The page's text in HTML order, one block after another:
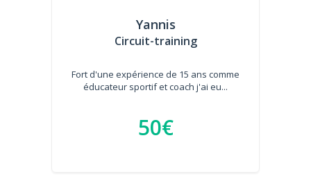
Yannis
Circuit-training
Fort d'une expérience de 15 ans comme
éducateur sportif et coach j'ai eu...
50€